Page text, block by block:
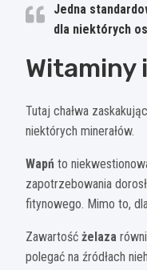
Jedna
dla niektórych
Witaminy
Tutaj chałwa
niektórych minerałów.
Wapń to
zapotrzebowania
fitynowego. Mimo to,
Zawartość żelaza
polegać na źródłach